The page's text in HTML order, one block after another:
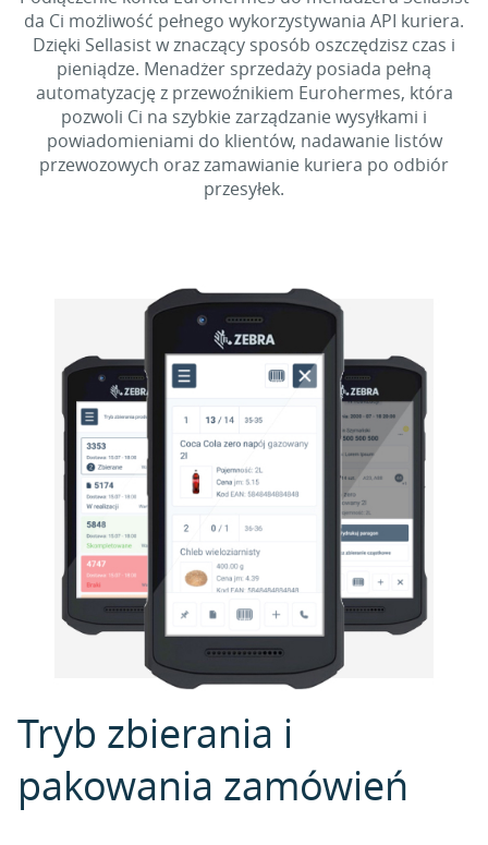
da Ci możliwość pełnego wykorzystywania API kuriera.
Dzięki Sellasist w znaczący sposób oszczędzisz czas i
pieniądze. Menadżer sprzedaży posiada pełną
automatyzację z przewoźnikiem Eurohermes, która
pozwoli Ci na szybkie zarządzanie wysyłkami i
powiadomieniami do klientów, nadawanie listów
przewozowych oraz zamawianie kuriera po odbiór
przesyłek.
Tryb zbierania i
pakowania zamówień